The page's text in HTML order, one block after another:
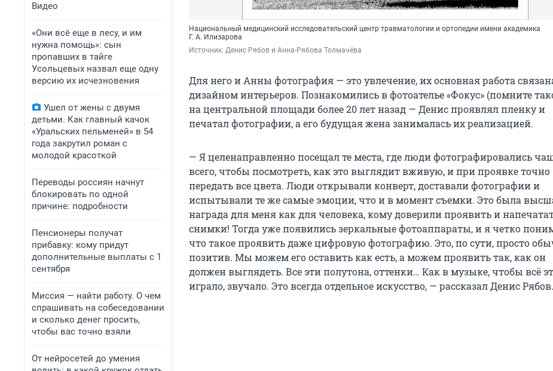
Видео
«Они всё еще в лесу, и им
нужна помощь»: сын
пропавших в тайге
Усольцевых назвал еще одну
версию их исчезновения
Ушел от жены с двумя
детьми. Как главный качок
«Уральских пельменей» в 54
года закрутил роман с
молодой красоткой
Переводы россиян начнут
блокировать по одной
причине: подробности
Пенсионеры получат
прибавку: кому придут
дополнительные выплаты с 1
сентября
Миссия — найти работу. О чем
спрашивать на собеседовании
и сколько денег просить,
чтобы вас точно взяли
От нейросетей до умения
Национальный медицинский исследовательский центр травматологии и ортопедии имени академика
Г. А. Илизарова
Источник: Денис Рябов и Анна-Рябова Толмачёва
Для него и Анны фотография — это увлечение, их основная работа
дизайном интерьеров. Познакомились в фотоателье «Фокус» (помните
на центральной площади более 20 лет назад — Денис проявлял пленку и
печатал фотографии, а его будущая жена занималась их реализацией.
— Я целенаправленно посещал те места, где люди фотографировались
всего, чтобы посмотреть, как это выглядит вживую, и при проявке точно
передать все цвета. Люди открывали конверт, доставали фотографии и
испытывали те же самые эмоции, что и в момент съемки. Это была
награда для меня как для человека, кому доверили проявить и
снимки! Тогда уже появились зеркальные фотоаппараты, и я четко
что такое проявить даже цифровую фотографию. Это, по сути, просто
позитив. Мы можем его оставить как есть, а можем проявить так, как он
должен выглядеть. Все эти полутона, оттенки… Как в музыке, чтобы всё
играло, звучало. Это всегда отдельное искусство, — рассказал Денис Рябов.